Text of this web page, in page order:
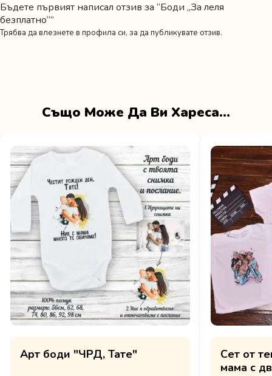
Бъдете първият написал отзив за “Боди „За леля
безплатно“”
Трябва да влезнете в профила си, за да публикувате отзив.
Също Може Да Ви Хареса…
Арт боди "ЧРД, Тате"
Сет от
мама с